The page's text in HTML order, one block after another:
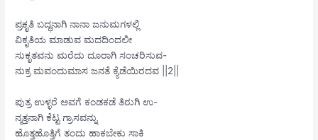
ಪ್ರಕೃತಿ ಬದ್ಧನಾಗಿ ನಾನಾ ಜನುಮಗಳಲ್ಲಿ
ವಿಕೃತಿಯ ಮಾಡುವ ಮದದಿಂದಲೀ
ಸುಕೃತವನು ಮರೆದು ದೂರಾಗಿ ಸಂಚರಿಸುವ-
ನುಕ್ರ ಮವಂದುಮಾಸ ಜನತೆ ಕ್ಯೆಡೆಯಿರದವ ||2||
ಪುತ್ರ ಉಳ್ಳರೆ ಅವಗೆ ಕಂಡಕಡೆ ತಿರುಗಿ ಉ-
ನ್ಮತ್ತನಾಗಿ ಕೆಟ್ಟ ಗ್ರಾಸವನ್ನು
ಹೊತ್ತಹೊತ್ತಿಗೆ ತಂದು ಹಾಕಬೇಕು ಸಾಕಿ